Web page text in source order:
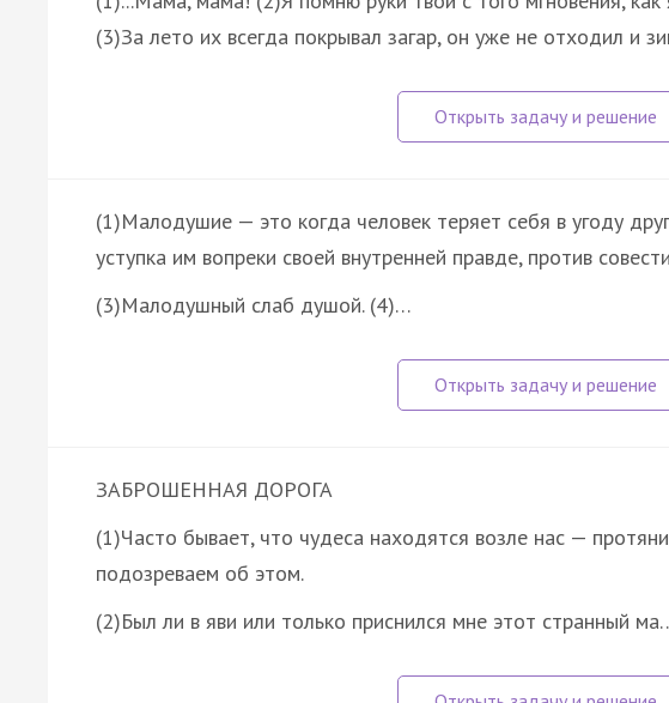
(3)За лето их всегда покрывал загар, он уже не отходил и
(1)Малодушие — это когда человек теряет себя в угоду
уступка им вопреки своей внутренней правде, против
(3)Малодушный слаб душой. (4)…
ЗАБРОШЕННАЯ ДОРОГА
(1)Часто бывает, что чудеса находятся возле нас —
подозреваем об этом.
(2)Был ли в яви или только приснился мне этот странный